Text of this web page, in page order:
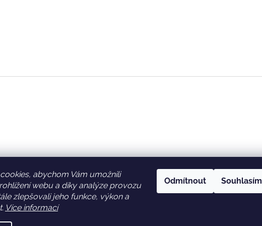
abychom Vám umožnili
webu a díky analýze provozu
zlepšovali jeho funkce, výkon a
Více informací
Odmítnout Souhlasím
Facebook Věrnostní slevy